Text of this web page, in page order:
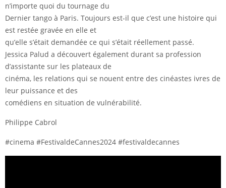
n’importe quoi du tournage du
Dernier tango à Paris. Toujours est-il que c’est une histoire qui
est restée gravée en elle et
qu’elle s’était demandée ce qui s’était réellement passé.
Jessica Palud a découvert également durant sa profession
d’assistante sur les plateaux de
cinéma, les relations qui se nouent entre des cinéastes ivres de
leur puissance et des
comédiens en situation de vulnérabilité.
Philippe Cabrol
#cinema #FestivaldeCannes2024 #festivaldecannes